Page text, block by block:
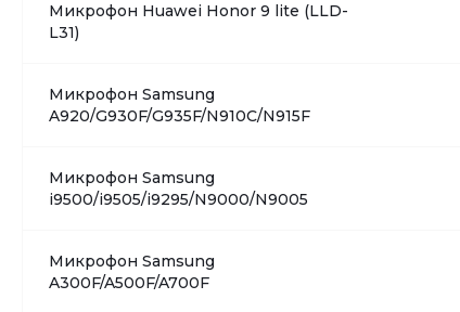
Микрофон Huawei Honor 9 lite (LLD-
L31)
Микрофон Samsung
A920/G930F/G935F/N910C/N915F
Микрофон Samsung
i9500/i9505/i9295/N9000/N9005
Микрофон Samsung
A300F/A500F/A700F